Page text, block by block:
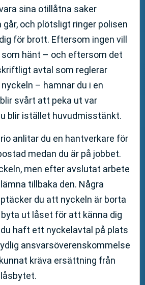
sina otillåtna saker
och plötsligt ringer polisen
för brott. Eftersom ingen vill
hänt – och eftersom det
avtal som reglerar
– hamnar du i en
svårt att peka ut var
blir istället huvudmisstänkt.
anlitar du en hantverkare för
medan du är på jobbet.
men efter avslutat arbete
tillbaka den. Några
du att nyckeln är borta
ut låset för att känna dig
haft ett nyckelavtal på plats
ansvarsöverenskommelse
kräva ersättning från